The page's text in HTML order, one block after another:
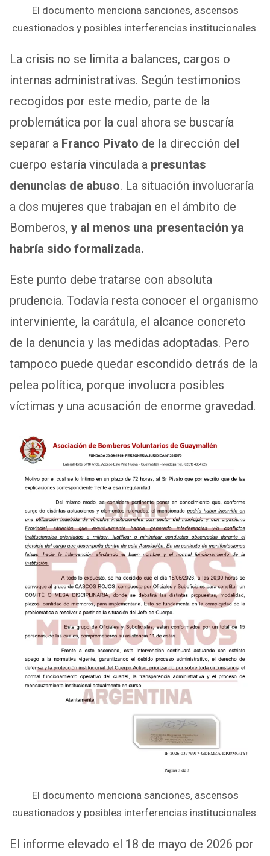
El documento menciona sanciones, ascensos
cuestionados y posibles interferencias institucionales.
La crisis no se limita a balances, cargos o
internas administrativas. Según testimonios
recogidos por este medio, parte de la
problemática por la cual ahora se buscaría
separar a Franco Pivato de la dirección del
cuerpo estaría vinculada a presuntas
denuncias de abuso. La situación involucraría
a dos mujeres que trabajan en el ámbito de
Bomberos, y al menos una presentación ya
habría sido formalizada.
Este punto debe tratarse con absoluta
prudencia. Todavía resta conocer el organismo
interviniente, la carátula, el alcance concreto
de la denuncia y las medidas adoptadas. Pero
tampoco puede quedar escondido detrás de la
pelea política, porque involucra posibles
víctimas y una acusación de enorme gravedad.
El documento menciona sanciones, ascensos
cuestionados y posibles interferencias institucionales.
El informe elevado el 18 de mayo de 2026 por